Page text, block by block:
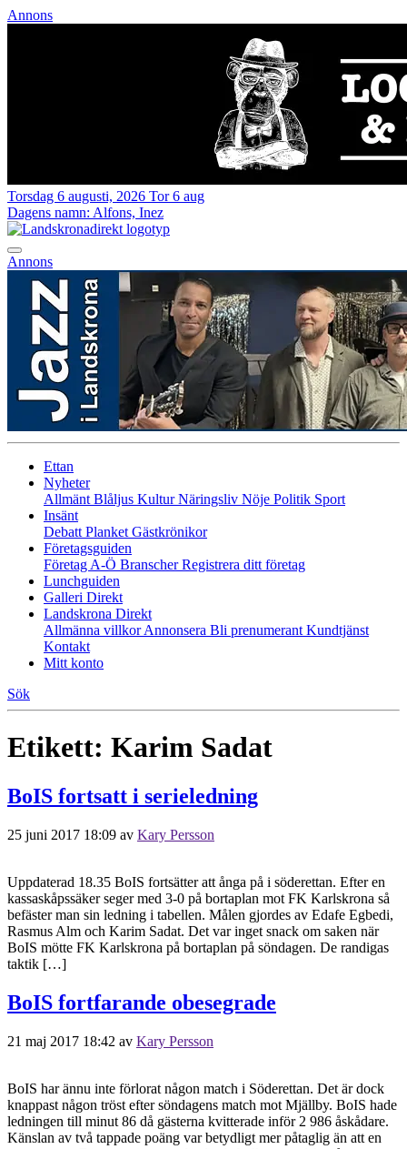
Annons
Torsdag 6 augusti, 2026 Tor 6 aug
Dagens namn: Alfons, Inez
Annons
Ettan
Nyheter
Allmänt Blåljus KulturNäringsliv Nöje Politik Sport
Insänt
Debatt Planket Gästkrönikor
Företagsguiden
Företag A-Ö BranscherRegistrera ditt företag
Lunchguiden
Galleri Direkt
Landskrona Direkt
Allmänna villkorAnnonsera Bli prenumerant Kundtjänst
Kontakt
Mitt konto
Sök
Etikett: Karim Sadat
BoIS fortsatt i serieledning
25 juni 2017 18:09 av Kary Persson
Uppdaterad 18.35 BoIS fortsätter att ånga på i söderettan. Efter en
kassaskåpssäker seger med 3-0 på bortaplan mot FK Karlskrona så
befäster man sin ledning i tabellen. Målen gjordes av Edafe Egbedi,
Rasmus Alm och Karim Sadat. Det var inget snack om saken när
BoIS mötte FK Karlskrona på bortaplan på söndagen. De randigas
taktik […]
BoIS fortfarande obesegrade
21 maj 2017 18:42 av Kary Persson
BoIS har ännu inte förlorat någon match i Söderettan. Det är dock
knappast någon tröst efter söndagens match mot Mjällby. BoIS hade
ledningen till minut 86 då gästerna kvitterade inför 2 986 åskådare.
Känslan av två tappade poäng var betydligt mer påtaglig än att en